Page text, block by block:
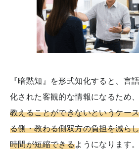
『暗黙知』を形式知化すると、言
化された客観的な情報になるため
教えることができないというケー
る側・教わる側双方の負担を減ら
時間が短縮できるようになります。